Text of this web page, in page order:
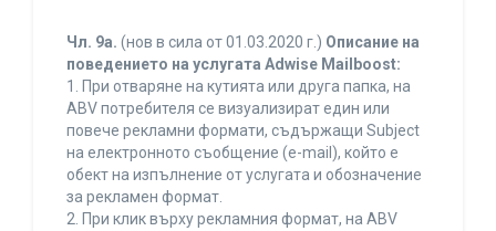
Чл. 9а. (нов в сила от 01.03.2020 г.) Описание на
поведението на услугата Adwise Mailboost:
1. При отваряне на кутията или друга папка, на
ABV потребителя се визуализират един или
повече рекламни формати, съдържащи Subject
на електронното съобщение (e-mail), който е
обект на изпълнение от услугата и обозначение
за рекламен формат.
2. При клик върху рекламния формат, на ABV